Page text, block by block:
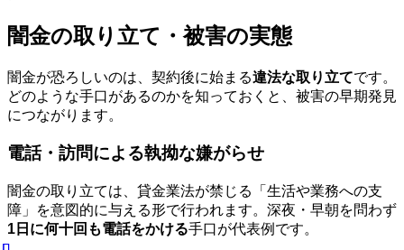
闇金の取り立て・被害の実態
闇金が恐ろしいのは、契約後に始まる違法な取り立てです。
どのような手口があるのかを知っておくと、被害の早期発見
につながります。
電話・訪問による執拗な嫌がらせ
闇金の取り立ては、貸金業法が禁じる「生活や業務への支
障」を意図的に与える形で行われます。深夜・早朝を問わず
1日に何十回も電話をかける手口が代表例です。